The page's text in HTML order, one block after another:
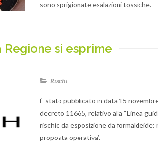
sono sprigionate esalazioni tossiche.
si esprime
Rischi
È stato pubblicato in data 15
decreto 11665, relativo alla “Linea
rischio da esposizione da formaldeide:
proposta operativa”.